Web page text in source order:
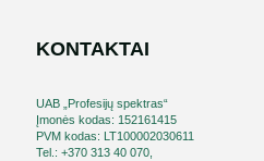
KONTAKTAI
UAB „Profesijų spektras“
Įmonės kodas: 152161415
PVM kodas: LT100002030611
Tel.: +370 313 40 070,